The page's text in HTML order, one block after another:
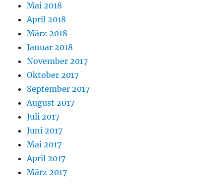
Mai 2018
April 2018
März 2018
Januar 2018
November 2017
Oktober 2017
September 2017
August 2017
Juli 2017
Juni 2017
Mai 2017
April 2017
März 2017